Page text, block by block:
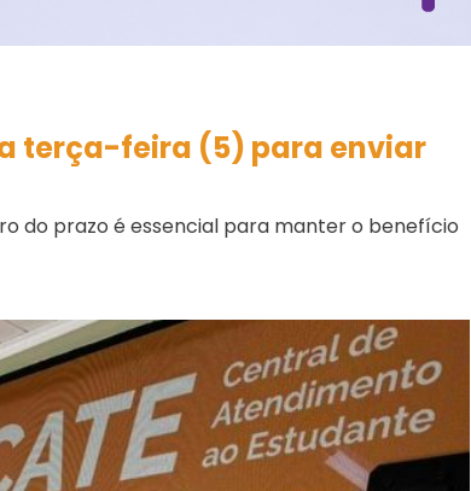
terça-feira (5) para enviar
do prazo é essencial para manter o benefício